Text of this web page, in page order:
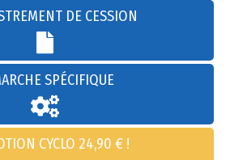
DE CESSION
SPÉCIFIQUE
CYCLO 24,90 € !